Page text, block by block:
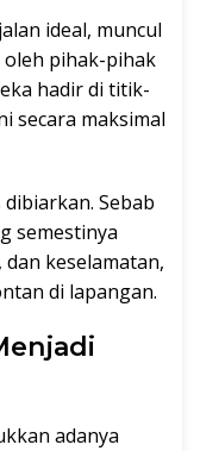
ideal, muncul
pihak-pihak
hadir di titik-
secara maksimal
Sebab
semestinya
keselamatan,
di lapangan.
adanya